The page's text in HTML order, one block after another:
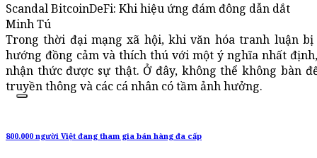
Scandal BitcoinDeFi: Khi hiệu ứng đám đông dẫn dắt
Minh Tú
Trong thời đại mạng xã hội, khi văn hóa tranh luận
hướng đồng cảm và thích thú với một ý nghĩa nhất
nhận thức được sự thật. Ở đây, không thể không bàn
truyền thông và các cá nhân có tầm ảnh hưởng.
800.000 người Việt đang tham gia bán hàng đa cấp